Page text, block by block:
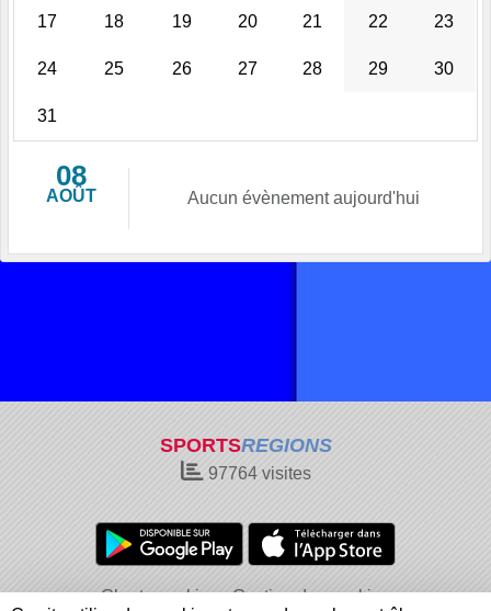
17 18 19 20 21 22 23
24 25 26 27 28 29 30
31
08
AOÛT Aucun évènement aujourd'hui
SPORTSREGIONS
97764visites
Charte cookies
Gestion des cookies